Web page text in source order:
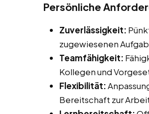
Persönliche
Zuverlässigkeit:
zugewiesenen
Teamfähigkeit:
Kollegen und
Flexibilität:
Bereitschaft zur